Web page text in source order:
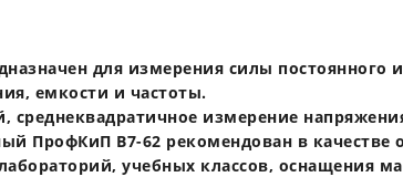
для измерения силы постоянного
емкости и частоты.
измерение
ПрофКиП В7-62 рекомендован в качестве
учебных классов, оснащения